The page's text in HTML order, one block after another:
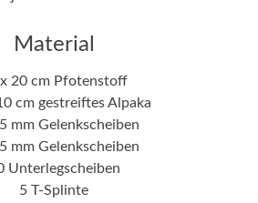
Material
20 cm Pfotenstoff
cm gestreiftes Alpaka
mm Gelenkscheiben
mm Gelenkscheiben
Unterlegscheiben
5 T-Splinte